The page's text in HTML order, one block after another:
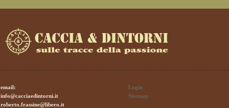
email:
info@cacciaedintorni.it
roberto.frassine@libero.it
Login
Sitemap